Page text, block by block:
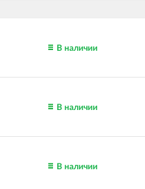
В наличии
В наличии
В наличии